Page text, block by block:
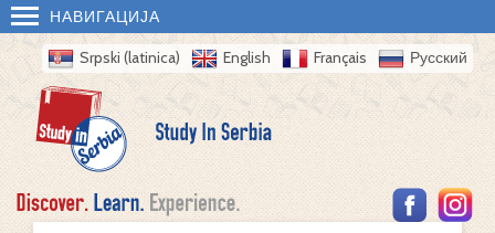
НАВИГАЦИЈА
Srpski (latinica) English Français Русский